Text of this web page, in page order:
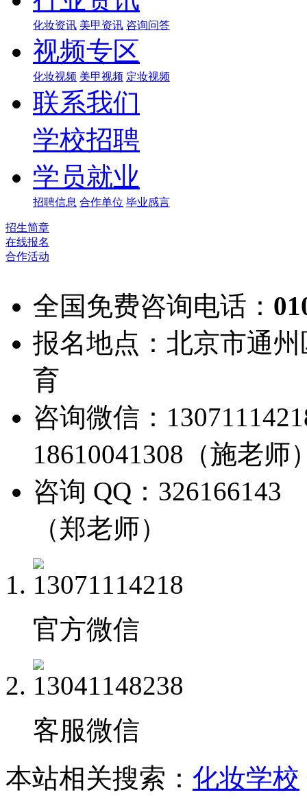
化妆资讯 美甲资讯 咨询问答
视频专区
化妆视频 美甲视频 定妆视频
联系我们
学校招聘
学员就业
招聘信息 合作单位 毕业感言
招生简章
在线报名
合作活动
全国免费咨询电话：
报名地点：北京市通
育
咨询微信：
18610041308（施老师
咨询 QQ：
（郑老师）
官方微信
客服微信
本站相关搜索： 化妆学校